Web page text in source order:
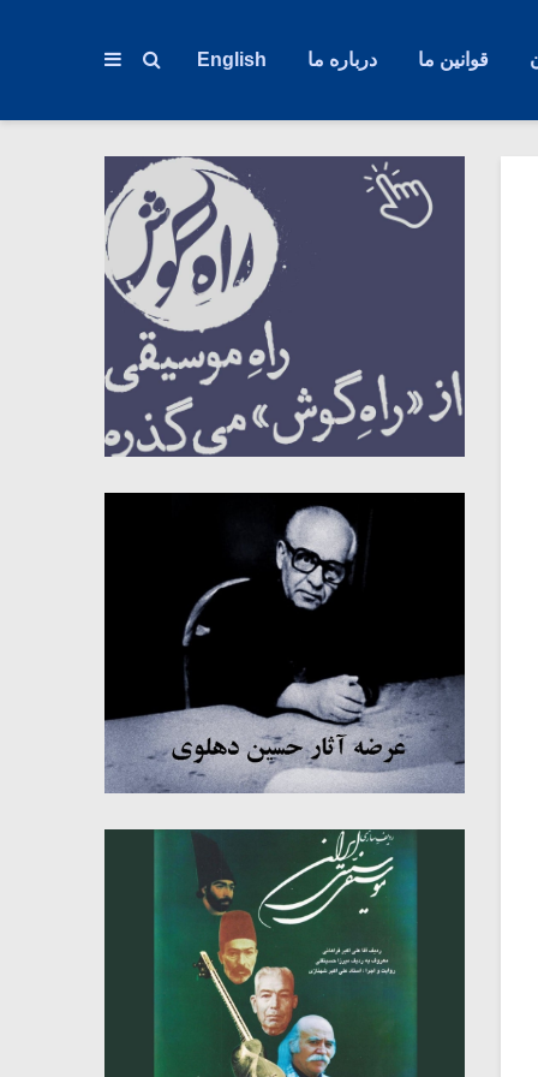
قوانین ما درباره ما English
میکلوش روژا